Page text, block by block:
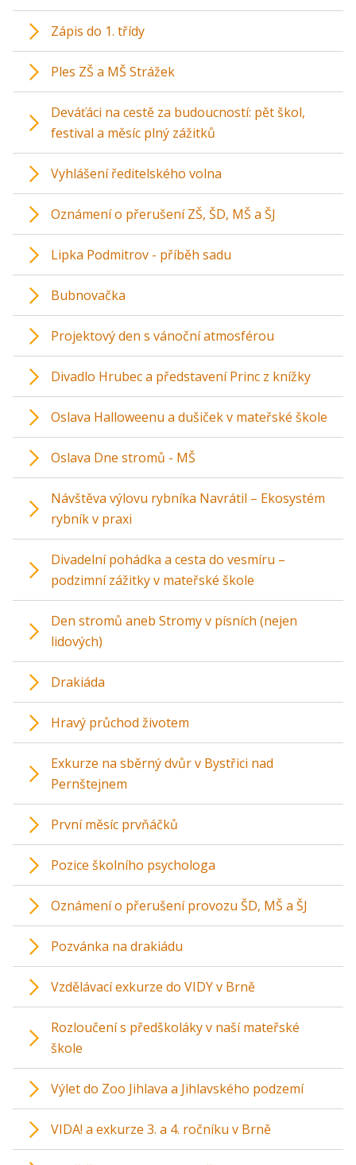
Zápis do 1. třídy
Ples ZŠ a MŠ Strážek
Deváťáci na cestě za budoucností: pět škol,
festival a měsíc plný zážitků
Vyhlášení ředitelského volna
Oznámení o přerušení ZŠ, ŠD, MŠ a ŠJ
Lipka Podmitrov - příběh sadu
Bubnovačka
Projektový den s vánoční atmosférou
Divadlo Hrubec a představení Princ z knížky
Oslava Halloweenu a dušiček v mateřské škole
Oslava Dne stromů - MŠ
Návštěva výlovu rybníka Navrátil – Ekosystém
rybník v praxi
Divadelní pohádka a cesta do vesmíru –
podzimní zážitky v mateřské škole
Den stromů aneb Stromy v písních (nejen
lidových)
Drakiáda
Hravý průchod životem
Exkurze na sběrný dvůr v Bystřici nad
Pernštejnem
První měsíc prvňáčků
Pozice školního psychologa
Oznámení o přerušení provozu ŠD, MŠ a ŠJ
Pozvánka na drakiádu
Vzdělávací exkurze do VIDY v Brně
Rozloučení s předškoláky v naší mateřské
škole
Výlet do Zoo Jihlava a Jihlavského podzemí
VIDA! a exkurze 3. a 4. ročníku v Brně